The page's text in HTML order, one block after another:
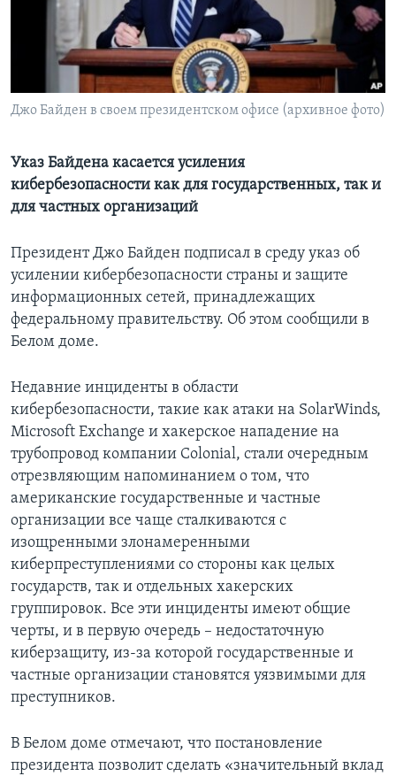
Learning English
СОЦИАЛЬНЫЕ СЕТИ
Языки
Джо Байден в своем президентском офисе (архивное фото)
Указ Байдена касается усиления
кибербезопасности как для государственных, так и
для частных организаций
Президент Джо Байден подписал в среду указ об
усилении кибербезопасности страны и защите
информационных сетей, принадлежащих
федеральному правительству. Об этом сообщили в
Белом доме.
Недавние инциденты в области
кибербезопасности, такие как атаки на SolarWinds,
Microsoft Exchange и хакерское нападение на
трубопровод компании Colonial, стали очередным
отрезвляющим напоминанием о том, что
американские государственные и частные
организации все чаще сталкиваются с
изощренными злонамеренными
киберпреступлениями со стороны как целых
государств, так и отдельных хакерских
группировок. Все эти инциденты имеют общие
черты, и в первую очередь – недостаточную
киберзащиту, из-за которой государственные и
частные организации становятся уязвимыми для
преступников.
В Белом доме отмечают, что постановление
президента позволит сделать «значительный вклад